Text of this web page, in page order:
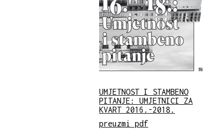
UMJETNOST I STAMBENO
PITANJE: UMJETNICI ZA
KVART 2016.-2018.
preuzmi pdf